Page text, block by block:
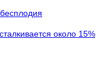
около 15%